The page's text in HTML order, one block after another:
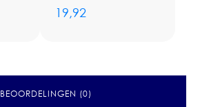
19,92
BEOORDELINGEN (0)